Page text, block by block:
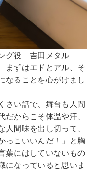
グ役 吉田メタル
まずはエドとアル、そ
なることを心がけまし
さい話で、舞台も人間
だからこそ体温や汗、
人間味を出し切って、
っこいいんだ！」と胸
葉にはしていないもの
になっていると思いま